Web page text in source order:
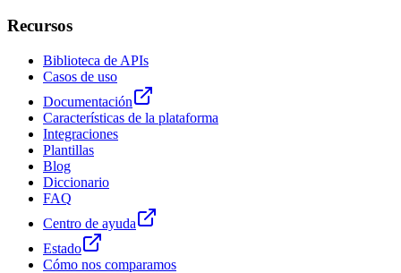
Recursos
Biblioteca de APIs
Casos de uso
Documentación
Características de la plataforma
Integraciones
Plantillas
Blog
Diccionario
FAQ
Centro de ayuda
Estado
Cómo nos comparamos